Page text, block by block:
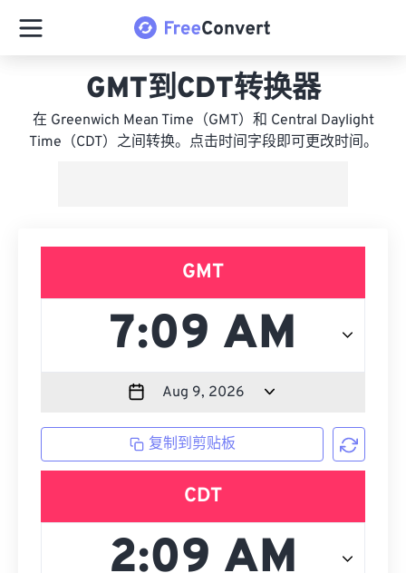
GMT到CDT转换器
在 Greenwich Mean Time（GMT）和 Central Daylight
Time（CDT）之间转换。点击时间字段即可更改时间。
GMT
复制到剪贴板
CDT